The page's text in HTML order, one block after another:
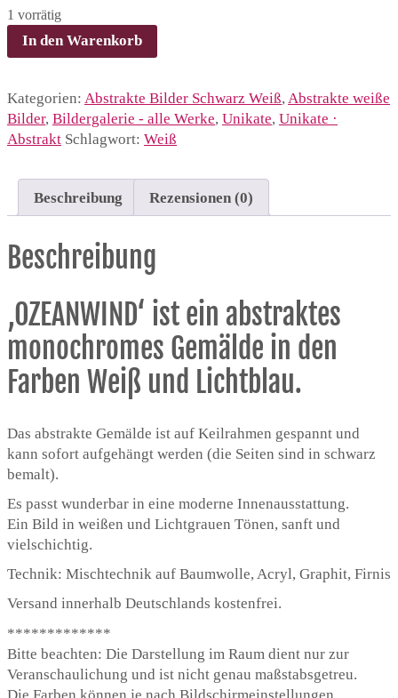
1 vorrätig
‘OZEANWIND’
–
Gemälde
in
Weiß
Lichtblau.
Menge
In den Warenkorb
Kategorien: Abstrakte Bilder Schwarz Weiß, Abstrakte weiße
Bilder, Bildergalerie - alle Werke, Unikate, Unikate ·
Abstrakt Schlagwort: Weiß
Beschreibung Rezensionen (0)
Beschreibung
‚OZEANWIND‘ ist ein abstraktes
monochromes Gemälde in den
Farben Weiß und Lichtblau.
Das abstrakte Gemälde ist auf Keilrahmen gespannt und
kann sofort aufgehängt werden (die Seiten sind in schwarz
bemalt).
Es passt wunderbar in eine moderne Innenausstattung.
Ein Bild in weißen und Lichtgrauen Tönen, sanft und
vielschichtig.
Technik: Mischtechnik auf Baumwolle, Acryl, Graphit, Firnis
Versand innerhalb Deutschlands kostenfrei.
*************
Bitte beachten: Die Darstellung im Raum dient nur zur
Veranschaulichung und ist nicht genau maßstabsgetreu.
Die Farben können je nach Bildschirmeinstellungen